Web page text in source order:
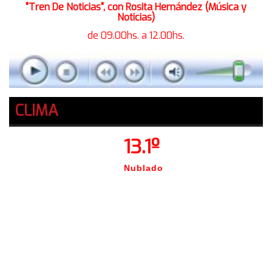
"Tren De Noticias", con Rosita Hernández (Música y
Noticias)
de 09.00hs. a 12.00hs.
CLIMA
13.1º
Nublado